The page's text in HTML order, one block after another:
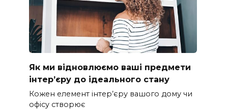
Як ми відновлюємо ваші предмети
інтер’єру до ідеального стану
Кожен елемент інтер’єру вашого дому чи
офісу створює